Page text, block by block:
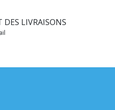
DES LIVRAISONS